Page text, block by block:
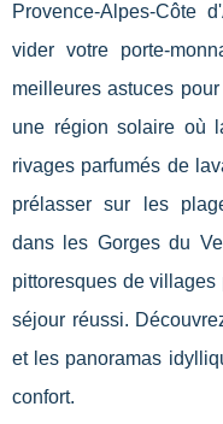
Provence-Alpes-Côte
vider votre porte-
meilleures astuces
une région solaire où
rivages parfumés de
prélasser sur les
dans les Gorges du
pittoresques de
séjour réussi.
et les panoramas
confort.